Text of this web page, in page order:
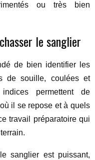
ou très bien
le sanglier
de bien identifier les
de souille, coulées et
permettent de
il se repose et à quels
travail préparatoire qui
sanglier est puissant,